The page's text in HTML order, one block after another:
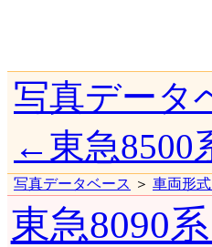
写真データ
←東急8500
写真データベース ＞ 車両形式
東急8090